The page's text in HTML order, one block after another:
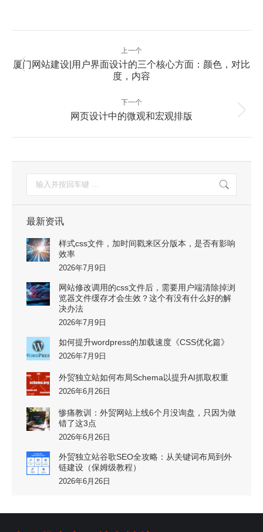
章
上一个
上
一
厦门网站建设|用户界面设计的三个核心方面：颜色，对比
度，内容
下一个
下
篇：
网页设计中的微观和宏观排版
索：
最新资讯
样式css文件，加时间戳来区分版本，是否有影响
效率
2026年7月9日
网站修改调用的css文件后，需要用户端清除掉浏
览器文件缓存才会生效？这个有没有什么好的解
决办法
2026年7月9日
如何提升wordpress的加载速度《CSS优化篇》
2026年7月9日
外贸独立站如何布局Schema以提升AI抓取权重
2026年6月26日
惨痛教训：外贸网站上线6个月没询盘，只因为做
错了这3点
2026年6月26日
外贸独立站谷歌SEO全攻略：从关键词布局到外
链建设（保姆级教程）
2026年6月26日